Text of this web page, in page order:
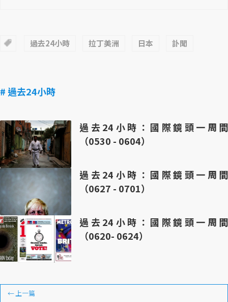
過去24小時 拉丁美洲 日本 訃聞
# 過去24小時
過去24小時：國際鏡頭一周間
（0530 - 0604）
過去24小時：國際鏡頭一周間
（0627 - 0701）
過去24小時：國際鏡頭一周間
（0620- 0624）
←上一篇